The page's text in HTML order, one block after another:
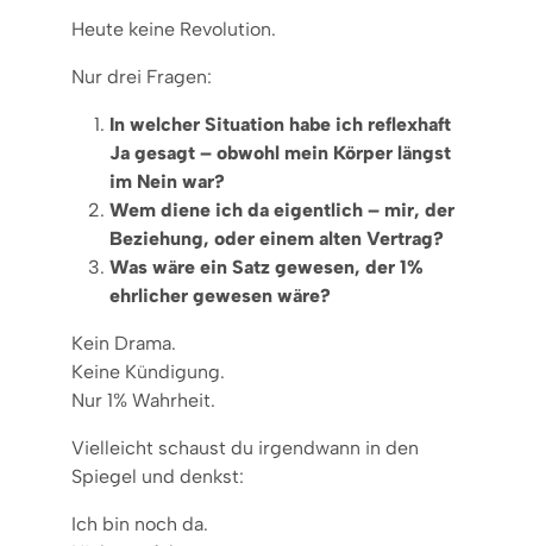
Heute keine Revolution.
Nur drei Fragen:
In welcher Situation habe ich reflexhaft
Ja gesagt – obwohl mein Körper längst
im Nein war?
Wem diene ich da eigentlich – mir, der
Beziehung, oder einem alten Vertrag?
Was wäre ein Satz gewesen, der 1%
ehrlicher gewesen wäre?
Kein Drama.
Keine Kündigung.
Nur 1% Wahrheit.
Vielleicht schaust du irgendwann in den
Spiegel und denkst:
Ich bin noch da.